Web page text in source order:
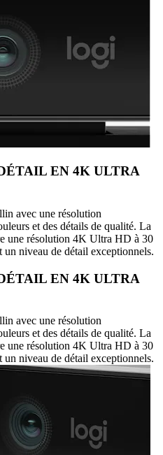
EN 4K ULTRA
avec une résolution
et des détails de qualité. La
une résolution 4K Ultra HD à 30
niveau de détail exceptionnels.
EN 4K ULTRA
avec une résolution
et des détails de qualité. La
une résolution 4K Ultra HD à 30
niveau de détail exceptionnels.